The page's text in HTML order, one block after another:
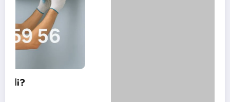
En iyi portatif klima markası hangisi?